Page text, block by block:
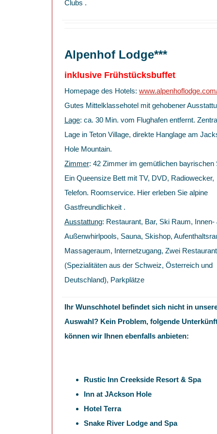
Clubs .
Alpenhof Lodge***
inklusive Frühstücksbuffet
Homepage des Hotels:
Gutes Mittelklassehotel mit gehobener
Lage: ca. 30 Min. vom Flughafen entfernt.
Lage in Teton Village, direkte Hanglage am
Hole Mountain.
Zimmer: 42 Zimmer im gemütlichen bayrischen
Ein Queensize Bett mit TV, DVD, Radiowecker,
Telefon. Roomservice. Hier erleben Sie alpine
Gastfreundlichkeit .
Ausstattung: Restaurant, Bar, Ski Raum, Innen-
Außenwhirlpools, Sauna, Skishop,
Massageraum, Internetzugang, Zwei
(Spezialitäten aus der Schweiz, Österreich und
Deutschland), Parkplätze
Ihr Wunschhotel befindet sich nicht in
Auswahl? Kein Problem, folgende
können wir Ihnen ebenfalls anbieten:
Rustic Inn Creekside Resort & Spa
Inn at JAckson Hole
Hotel Terra
Snake River Lodge and Spa